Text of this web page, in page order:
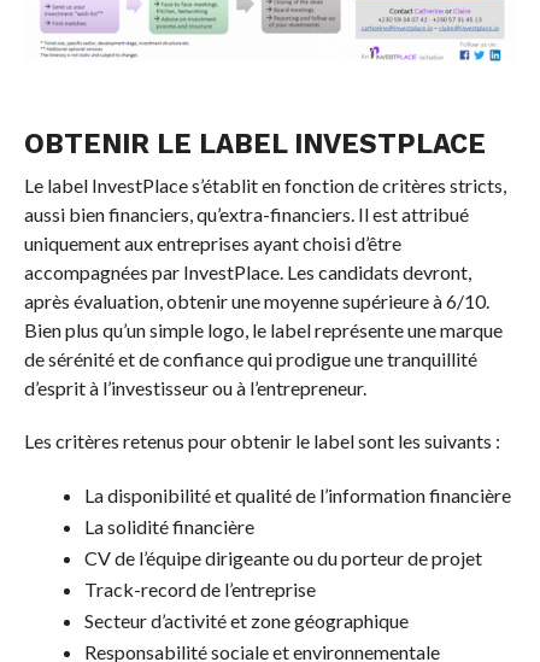
OBTENIR LE LABEL INVESTPLACE
Le label InvestPlace s’établit en fonction de critères stricts,
aussi bien financiers, qu’extra-financiers. Il est attribué
uniquement aux entreprises ayant choisi d’être
accompagnées par InvestPlace. Les candidats devront,
après évaluation, obtenir une moyenne supérieure à 6/10.
Bien plus qu’un simple logo, le label représente une marque
de sérénité et de confiance qui prodigue une tranquillité
d’esprit à l’investisseur ou à l’entrepreneur.
Les critères retenus pour obtenir le label sont les suivants :
La disponibilité et qualité de l’information financière
La solidité financière
CV de l’équipe dirigeante ou du porteur de projet
Track-record de l’entreprise
Secteur d’activité et zone géographique
Responsabilité sociale et environnementale